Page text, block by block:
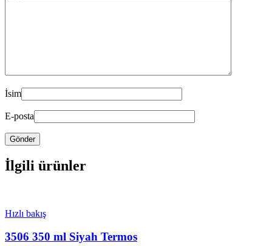
İsim
E-posta
İlgili ürünler
Hızlı bakış
3506 350 ml Siyah Termos